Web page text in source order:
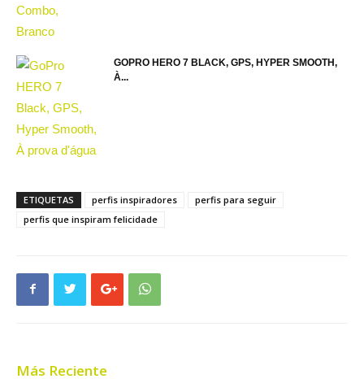
GOPRO HERO 7 BLACK, GPS, HYPER SMOOTH,
À...
ETIQUETAS perfis inspiradores
perfis para seguir
perfis que inspiram felicidade
Más Reciente